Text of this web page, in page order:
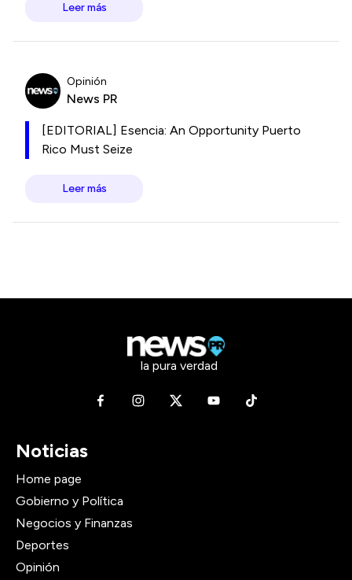
Leer más
Opinión
News PR
[EDITORIAL] Esencia: An Opportunity Puerto
Rico Must Seize
Leer más
la pura verdad
Noticias
Home page
Gobierno y Política
Negocios y Finanzas
Deportes
Opinión